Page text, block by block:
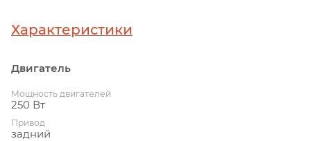
Характеристики
Двигатель
Мощность двигателей
250 Вт
Привод
задний